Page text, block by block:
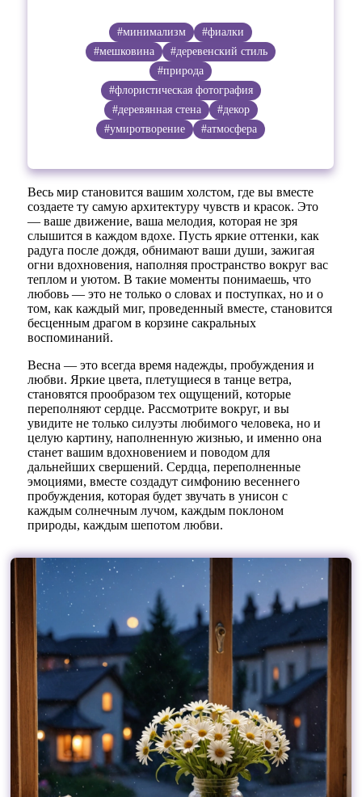
#минимализм
#фиалки
#мешковина
#деревенский стиль
#природа
#флористическая фотография
#деревянная стена
#декор
#умиротворение
#атмосфера
Весь мир становится вашим холстом, где вы вместе
создаете ту самую архитектуру чувств и красок. Это
— ваше движение, ваша мелодия, которая не зря
слышится в каждом вдохе. Пусть яркие оттенки, как
радуга после дождя, обнимают ваши души, зажигая
огни вдохновения, наполняя пространство вокруг вас
теплом и уютом. В такие моменты понимаешь, что
любовь — это не только о словах и поступках, но и о
том, как каждый миг, проведенный вместе, становится
бесценным драгом в корзине сакральных
воспоминаний.
Весна — это всегда время надежды, пробуждения и
любви. Яркие цвета, плетущиеся в танце ветра,
становятся прообразом тех ощущений, которые
переполняют сердце. Рассмотрите вокруг, и вы
увидите не только силуэты любимого человека, но и
целую картину, наполненную жизнью, и именно она
станет вашим вдохновением и поводом для
дальнейших свершений. Сердца, переполненные
эмоциями, вместе создадут симфонию весеннего
пробуждения, которая будет звучать в унисон с
каждым солнечным лучом, каждым поклоном
природы, каждым шепотом любви.